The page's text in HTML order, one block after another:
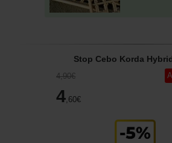
Stop Cebo Korda
4,90€
4,60€